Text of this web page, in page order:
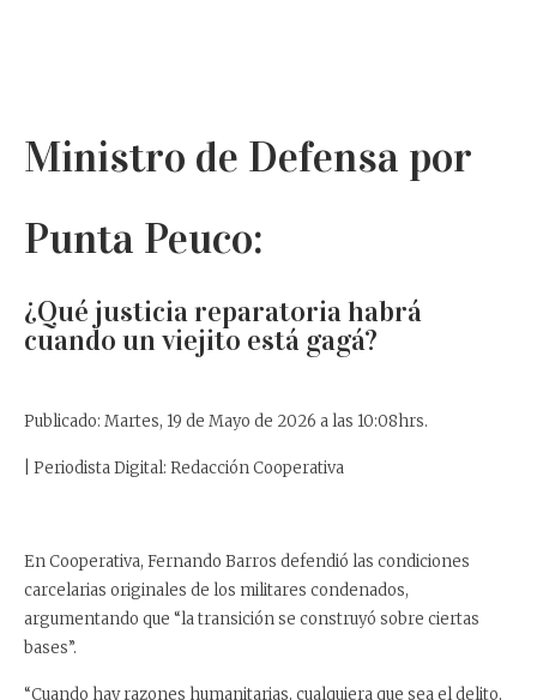
Ministro de Defensa por
Punta Peuco:
¿Qué justicia reparatoria habrá
cuando un viejito está gagá?
Publicado: Martes, 19 de Mayo de 2026 a las 10:08hrs.
| Periodista Digital: Redacción Cooperativa
En Cooperativa, Fernando Barros defendió las condiciones
carcelarias originales de los militares condenados,
argumentando que “la transición se construyó sobre ciertas
bases”.
“Cuando hay razones humanitarias, cualquiera que sea el delito,